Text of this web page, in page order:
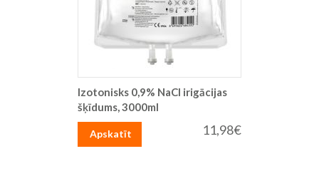
Izotonisks 0,9% NaCl irigācijas
šķīdums, 3000ml
11,98€
Apskatīt